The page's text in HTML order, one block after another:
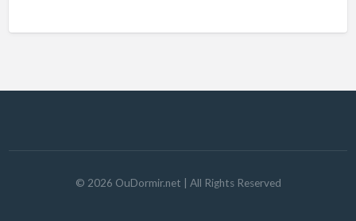
© 2026 OuDormir.net | All Rights Reserved